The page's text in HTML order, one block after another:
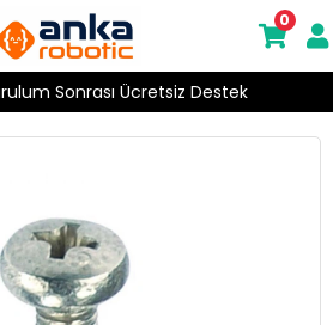
Sonrası Ücretsiz Destek
0